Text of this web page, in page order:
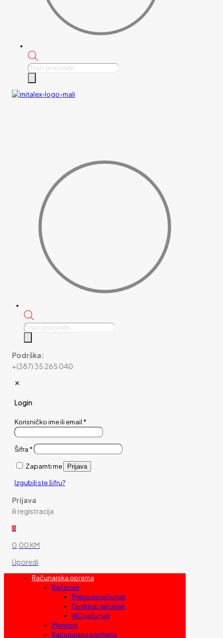
Products
Products
Podrška:
+(387) 35 265 040
✕
Login
Korisničko ime ili email *
Šifra *
Zapamti me Prijava
Izgubili ste šifru?
Prijava
ili registracija
0
0,00 KM
Uporedi
Računarska oprema
Računari
Prenosni računari
Desktop računari
AIO računari
Monitori
Računarska periferija